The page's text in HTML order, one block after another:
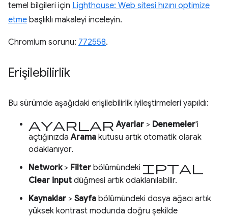
temel bilgileri için Lighthouse: Web sitesi hızını optimize
etme başlıklı makaleyi inceleyin.
Chromium sorunu: 772558.
Erişilebilirlik
Bu sürümde aşağıdaki erişilebilirlik iyileştirmeleri yapıldı:
Ayarlar Ayarlar > Denemeler'i
açtığınızdaArama kutusu artık otomatik olarak
odaklanıyor.
Network> Filter bölümündeki iptal
Clear input düğmesi artık odaklanılabilir.
Kaynaklar > Sayfa bölümündeki dosya ağacı artık
yüksek kontrast modunda doğru şekilde